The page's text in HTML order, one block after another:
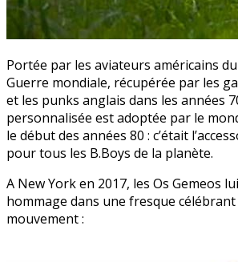
Portée par les aviateurs américains
Guerre mondiale, récupérée par les
et les punks anglais dans les années
personnalisée est adoptée par le
le début des années 80 : c’était
pour tous les B.Boys de la planète.
A New York en 2017, les Os Gemeos
hommage dans une fresque
mouvement :